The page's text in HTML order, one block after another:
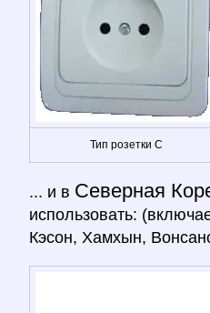
Тип розетки C
... и в Северная
использовать:
Кэсон, Хамхын,